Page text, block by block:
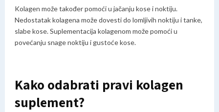
Kolagen može također pomoći u jačanju kose i noktiju.
Nedostatak kolagena može dovesti do lomljivih noktiju i tanke,
slabe kose. Suplementacija kolagenom može pomoći u
povećanju snage noktiju i gustoće kose.
Kako odabrati pravi kolagen
suplement?